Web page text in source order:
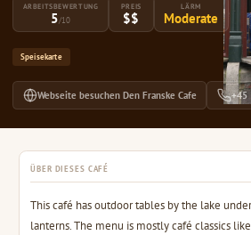
ARBEITSBEWERTUNG
5/10
PREIS
$$
LÄRM
Moderate
Speisekarte
Webseite besuchen Den Franske Cafe +45
ÜBER DIESES CAFÉ
This café has outdoor tables by the lake
lanterns. The menu is mostly café classics